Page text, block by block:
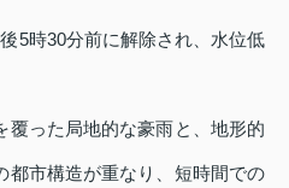
5時30分前に解除され、水位低
覆った局地的な豪雨と、地形的
都市構造が重なり、短時間での